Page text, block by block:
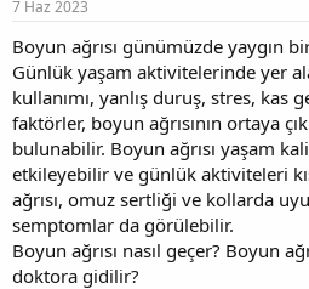
b
a
ş
l
a
t
a
n
ı
ç
t
a
r
i
h
i
7 Haz 2023
Boyun ağrısı günümüzde yaygın
Günlük yaşam aktivitelerinde yer
kullanımı, yanlış duruş, stres, kas
faktörler, boyun ağrısının ortaya
bulunabilir. Boyun ağrısı yaşam
etkileyebilir ve günlük aktiviteleri
ağrısı, omuz sertliği ve kollarda
semptomlar da görülebilir.
Boyun ağrısı nasıl geçer? Boyun
doktora gidilir?